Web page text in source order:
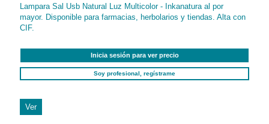
Lampara Sal Usb Natural Luz Multicolor - Inkanatura al por
mayor. Disponible para farmacias, herbolarios y tiendas. Alta con
CIF.
Inicia sesión para ver precio
Soy profesional, regístrame
Ver